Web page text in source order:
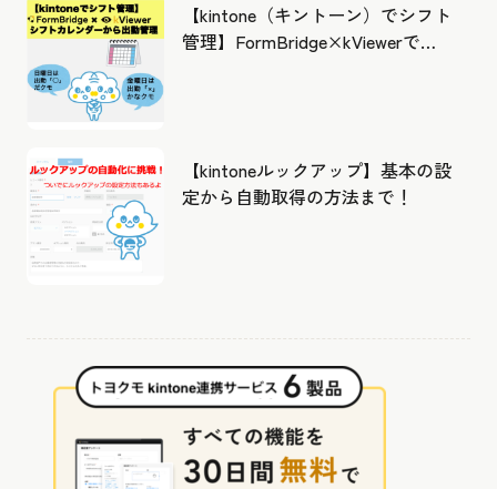
【kintone（キントーン）でシフト
管理】FormBridge×kViewerで作
【kintoneルックアップ】基本の設
定から自動取得の方法まで！